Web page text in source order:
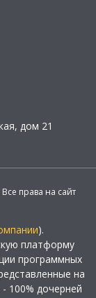
дом 21
права на сайт
).
платформу
программных
на
100% дочерней